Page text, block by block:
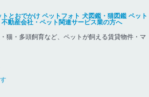
トとおでかけ ペットフォト 犬図鑑・猫図鑑 ペット
不動産会社・ペット関連サービス業の方へ
猫・多頭飼育など、ペットが飼える賃貸物件・マ